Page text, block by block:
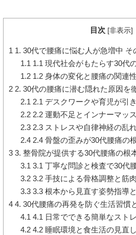
目次 [非表示]
1 1. 30代で腰痛に悩む人が急増中 そ
1.1 1.1 現代社会がもたらす30代
1.21.2 身体の変化と腰痛の関連性
2 2. 30代の腰痛に潜む隠れた原因を
2.1 2.1 デスクワークや育児が引
2.22.2 運動不足とインナーマッ
2.32.3 ストレスや自律神経の乱
2.42.4 骨盤の歪みが30代腰痛の
3 3. 整骨院が提供する30代腰痛の根
3.1 3.1 丁寧な問診と検査で30代
3.23.2 手技による骨格調整と筋
3.33.3 根本から見直す姿勢指導
4 4. 30代腰痛の再発を防ぐ生活習慣
4.1 4.1 日常でできる簡単なスト
4.24.2 睡眠環境と食生活の見直